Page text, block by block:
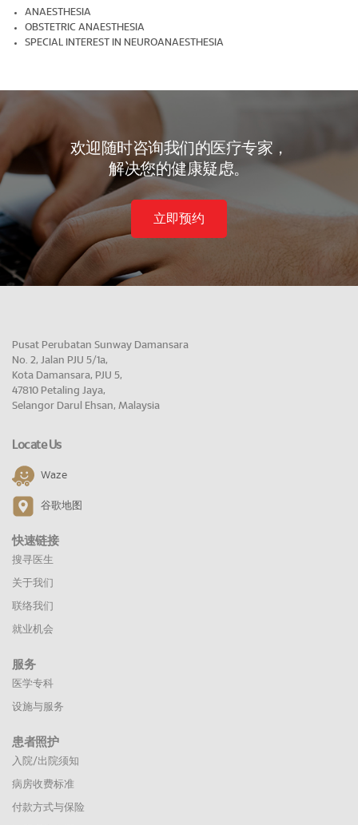
ANAESTHESIA
OBSTETRIC ANAESTHESIA
SPECIAL INTEREST IN NEUROANAESTHESIA
欢迎随时咨询我们的医疗专家，
解决您的健康疑虑。
立即预约
Pusat Perubatan Sunway Damansara
No. 2, Jalan PJU 5/1a,
Kota Damansara, PJU 5,
47810 Petaling Jaya,
Selangor Darul Ehsan, Malaysia
Locate Us
Waze
谷歌地图
快速链接
搜寻医生
关于我们
联络我们
就业机会
服务
医学专科
设施与服务
患者照护
入院/出院须知
病房收费标准
付款方式与保险